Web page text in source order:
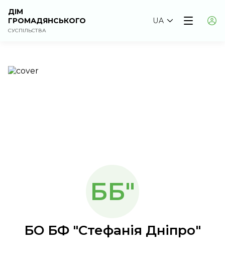
ДІМ
ГРОМАДЯНСЬКОГО
СУСПІЛЬСТВА
UA
ББ"
БО БФ "Стефанія Дніпро"